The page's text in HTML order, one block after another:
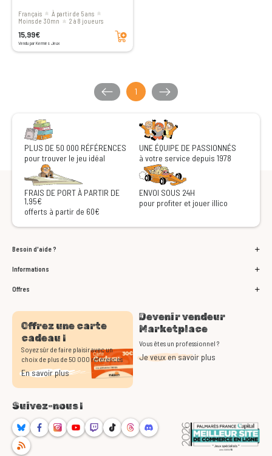
Français
à partir de 5 ans
moins de 30mn
2 à 8 joueurs
15,99€
Vendu par Kermès Jeux
Ajouter au panier
1
PLUS DE 50 000 RÉFÉRENCES
pour trouver le jeu idéal
UNE ÉQUIPE DE PASSIONNÉS
à votre service depuis 1978
FRAIS DE PORT À PARTIR DE
1,95€
offerts à partir de 60€
ENVOI SOUS 24H
pour profiter et jouer illico
Besoin d'aide ?
Informations
Offres
Offrez une carte
cadeau !
Soyez sûr de faire plaisir avec un
choix de plus de 50 000 références
En savoir plus
Devenir vendeur
Marketplace
Vous êtes un professionnel ?
Je veux en savoir plus
Suivez-nous !
BlueskyFacebookInstagram
YoutubeTwitchTikTokThreadsDiscord
RSS